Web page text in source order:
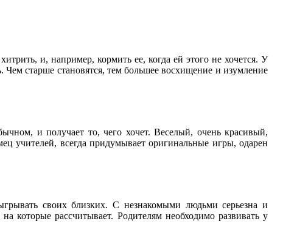
и, например, кормить ее, когда ей этого не хочется. У
Чем старше становятся, тем большее восхищение и изумление
и получает то, чего хочет. Веселый, очень красивый,
всегда придумывает оригинальные игры, одарен
своих близких. С незнакомыми людьми серьезна и
которые рассчитывает. Родителям необходимо развивать у